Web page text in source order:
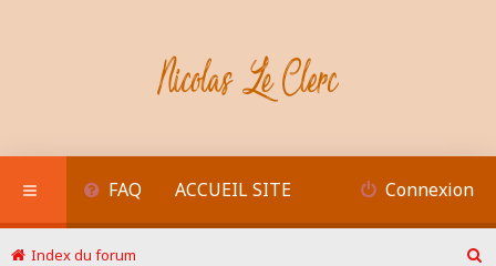
FAQ ACCUEIL SITE Connexion
Index du forum